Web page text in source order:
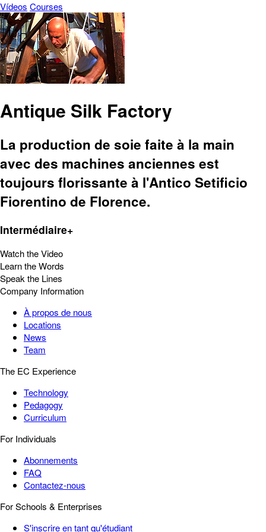
Vídeos Courses
Antique Silk Factory
La production de soie faite à la main
avec des machines anciennes est
toujours florissante à l'Antico Setificio
Fiorentino de Florence.
Intermédiaire+
Watch the Video
Learn the Words
Speak the Lines
Company Information
À propos de nous
Locations
News
Team
The EC Experience
Technology
Pedagogy
Curriculum
For Individuals
Abonnements
FAQ
Contactez-nous
For Schools & Enterprises
S'inscrire en tant qu'étudiant